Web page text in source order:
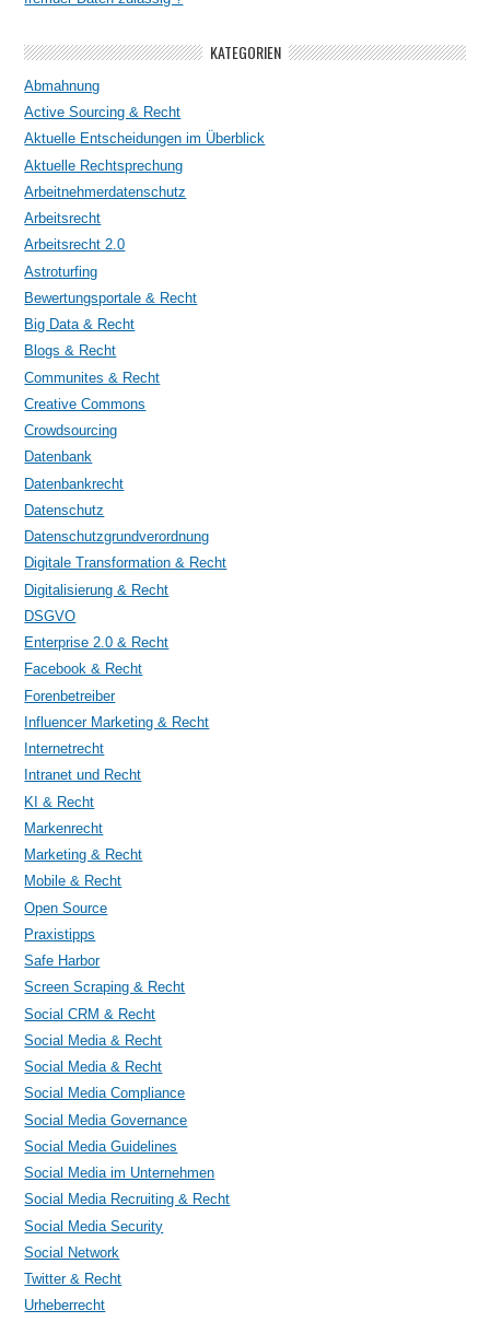
KATEGORIEN
Abmahnung
Active Sourcing & Recht
Aktuelle Entscheidungen im Überblick
Aktuelle Rechtsprechung
Arbeitnehmerdatenschutz
Arbeitsrecht
Arbeitsrecht 2.0
Astroturfing
Bewertungsportale & Recht
Big Data & Recht
Blogs & Recht
Communites & Recht
Creative Commons
Crowdsourcing
Datenbank
Datenbankrecht
Datenschutz
Datenschutzgrundverordnung
Digitale Transformation & Recht
Digitalisierung & Recht
DSGVO
Enterprise 2.0 & Recht
Facebook & Recht
Forenbetreiber
Influencer Marketing & Recht
Internetrecht
Intranet und Recht
KI & Recht
Markenrecht
Marketing & Recht
Mobile & Recht
Open Source
Praxistipps
Safe Harbor
Screen Scraping & Recht
Social CRM & Recht
Social Media & Recht
Social Media & Recht
Social Media Compliance
Social Media Governance
Social Media Guidelines
Social Media im Unternehmen
Social Media Recruiting & Recht
Social Media Security
Social Network
Twitter & Recht
Urheberrecht